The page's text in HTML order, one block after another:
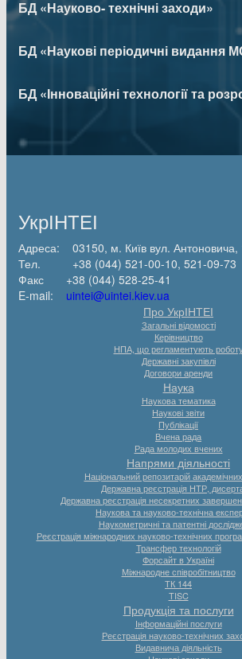
БД «Науково- технічні заходи»
БД «Наукові періодичні видання
БД «Інноваційні технології та
УкрІНТЕІ
Адреса: 03150, м. Київ вул. Антоновича,
Тел. +38 (044) 521-00-10, 521-09-73
Факс +38 (044) 528-25-41
E-mail: uintei@uintei.kiev.ua
Про УкрІНТЕІ
Загальні відомості
Керівництво
НПА, що регламентують
Державні закупівлі
Договори аренди
Наука
Наукова тематика
Наукові звіти
Публікації
Вчена рада
Рада молодих вчених
Напрями діяльності
Національний репозитарій
Державна реєстрація НТР,
Державна реєстрація несекретних
Наукова та науково-технічна
Наукометричні та патентні
Реєстрація міжнародних науково-технічних
Трансфер технологій
Форсайт в Україні
Міжнародне співробітництво
ТК 144
TISC
Продукція та послуги
Інформаційні послуги
Реєстрація науково-технічних
Видавнича діяльність